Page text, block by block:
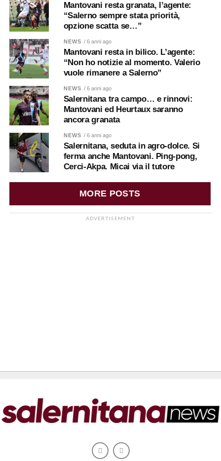
Mantovani resta granata, l’agente:
“Salerno sempre stata priorità,
opzione scatta se…”
NEWS / 6 anni ago
Mantovani resta in bilico. L’agente:
“Non ho notizie al momento. Valerio
vuole rimanere a Salerno”
NEWS / 6 anni ago
Salernitana tra campo… e rinnovi:
Mantovani ed Heurtaux saranno
ancora granata
NEWS / 6 anni ago
Salernitana, seduta in agro-dolce. Si
ferma anche Mantovani. Ping-pong,
Cerci-Akpa. Micai via il tutore
MORE POSTS
ADVERTISEMENT